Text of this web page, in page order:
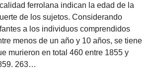
ferrolana indican la edad de la
de los sujetos. Considerando
a los individuos comprendidos
menos de un año y 10 años, se tiene
murieron en total 460 entre 1855 y
263…